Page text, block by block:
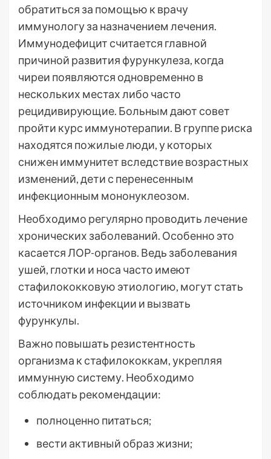
обратиться за помощью к врачу
иммунологу за назначением лечения.
Иммунодефицит считается главной
причиной развития фурункулеза, когда
чиреи появляются одновременно в
нескольких местах либо часто
рецидивирующие. Больным дают совет
пройти курс иммунотерапии. В группе риска
находятся пожилые люди, у которых
снижен иммунитет вследствие возрастных
изменений, дети с перенесенным
инфекционным мононуклеозом.
Необходимо регулярно проводить лечение
хронических заболеваний. Особенно это
касается ЛОР-органов. Ведь заболевания
ушей, глотки и носа часто имеют
стафилококковую этиологию, могут стать
источником инфекции и вызвать
фурункулы.
Важно повышать резистентность
организма к стафилококкам, укрепляя
иммунную систему. Необходимо
соблюдать рекомендации:
полноценно питаться;
вести активный образ жизни;